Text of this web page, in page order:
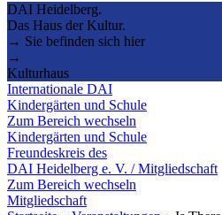
DAI Heidelberg.
Das Haus der Kultur.
→ Sie befinden sich hier
→
Kulturhaus
Internationale DAI
Kindergärten und Schule
Zum Bereich wechseln
Kindergärten und Schule
Freundeskreis des
DAI Heidelberg e. V. / Mitgliedschaft
Zum Bereich wechseln
Mitgliedschaft